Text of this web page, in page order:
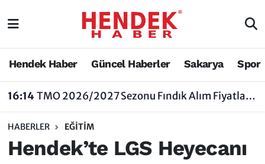
Hendek Haber Güncel Haberler Sakarya Spor
16:14TMO 2026/2027 Sezonu Fındık Alım Fiyatlarını Açıkladı
HABERLER EĞİTİM
Hendek’te LGS Heyecanı
Hendek Haber
Hendek Haber
Sakarya Nöbetçi Eczaneler
Sakarya Trafik Yoğunluk Haritası